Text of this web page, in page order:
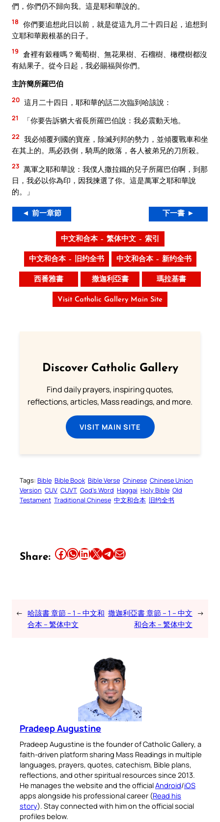
們，你們仍不歸向我。這是耶和華說的。
18 你們要追想此日以前，就是從這九月二十四日起，追想到
立耶和華殿根基的日子。
19 倉裡有穀種嗎？葡萄樹、無花果樹、石榴樹、橄欖樹都沒
有結果子。從今日起，我必賜福與你們。
主許簡所羅巴伯
20 這月二十四日，耶和華的話二次臨到哈該說：
21 「你要告訴猶大省長所羅巴伯說：我必震動天地。
22 我必傾覆列國的寶座，除滅列邦的勢力，並傾覆戰車和坐
在其上的。馬必跌倒，騎馬的敗落，各人被弟兄的刀所殺。
23 萬軍之耶和華說：我僕人撒拉鐵的兒子所羅巴伯啊，到那
日，我必以你為印，因我揀選了你。這是萬軍之耶和華說
的。」
◄ 前一章節 下一書 ►
中文和合本 – 繁体中文 – 索引
中文和合本 – 旧约全书 中文和合本 – 新约全书
西番雅書 撒迦利亞書 瑪拉基書
Visit Catholic Gallery Main Site
Discover Catholic Gallery
Find daily prayers, inspiring quotes,
reflections, articles, Mass readings, and more.
VISIT MAIN SITE
Tags: Bible Bible Book Bible Verse Chinese Chinese Union
Version CUV CUVT God’s Word Haggai Holy Bible Old
Testament Traditional Chinese 中文和合本 旧约全书
Share: Share this article on Facebook Share this article on WhatsApp Share this article on LinkedIn Share this article on X Share this article on TelegramEmail this Article
← 哈該書 章節 – 1 – 中文和
合本 – 繁体中文
撒迦利亞書 章節 – 1 – 中文
和合本 – 繁体中文
→
Pradeep Augustine
Pradeep Augustine is the founder of Catholic Gallery, a
faith-driven platform sharing Mass Readings in multiple
languages, prayers, quotes, catechism, Bible plans,
reflections, and other spiritual resources since 2013.
He manages the website and the officialAndroid/iOS
apps alongside his professional career (Read his
story). Stay connected with him on the official social
profiles below.